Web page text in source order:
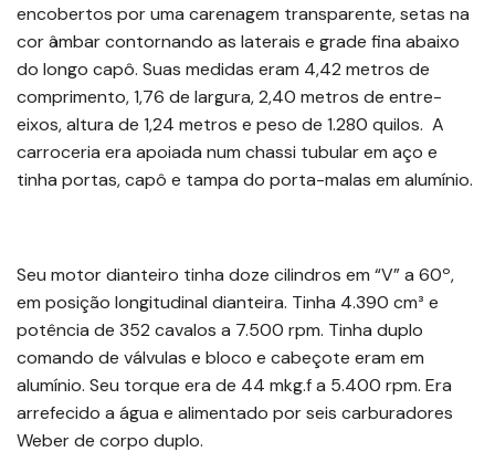
encobertos por uma carenagem transparente, setas na
cor âmbar contornando as laterais e grade fina abaixo
do longo capô. Suas medidas eram 4,42 metros de
comprimento, 1,76 de largura, 2,40 metros de entre-
eixos, altura de 1,24 metros e peso de 1.280 quilos. A
carroceria era apoiada num chassi tubular em aço e
tinha portas, capô e tampa do porta-malas em alumínio.
Seu motor dianteiro tinha doze cilindros em “V” a 60º,
em posição longitudinal dianteira. Tinha 4.390 cm³ e
potência de 352 cavalos a 7.500 rpm. Tinha duplo
comando de válvulas e bloco e cabeçote eram em
alumínio. Seu torque era de 44 mkg.f a 5.400 rpm. Era
arrefecido a água e alimentado por seis carburadores
Weber de corpo duplo.